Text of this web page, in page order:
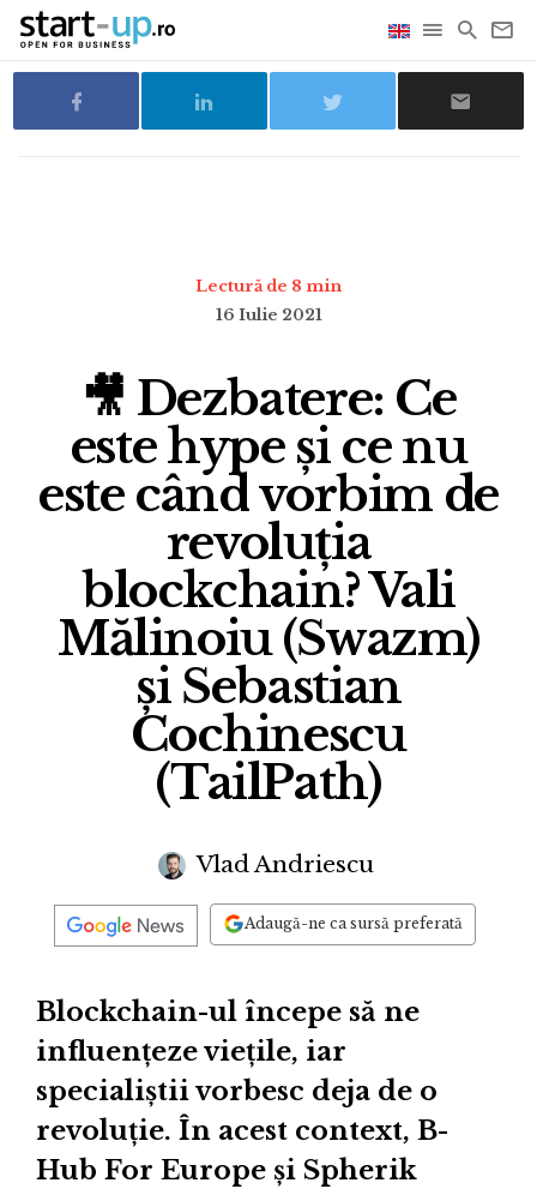
Lectură de 8 min
16 Iulie 2021
🎥 Dezbatere: Ce
este hype și ce nu
este când vorbim de
revoluția
blockchain? Vali
Mălinoiu (Swazm)
și Sebastian
Cochinescu
(TailPath)
Vlad Andriescu
Adaugă-ne ca sursă preferată
Blockchain-ul începe să ne
influențeze viețile, iar
specialiștii vorbesc deja de o
revoluție. În acest context, B-
Hub For Europe și Spherik